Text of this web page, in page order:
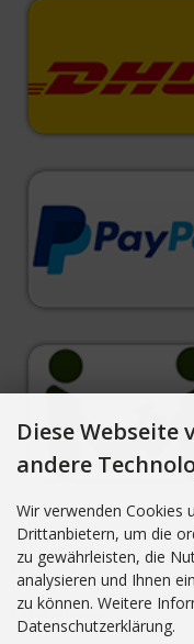
NEWSLETTER-
E-Mail-Adresse:
Diese Webseite
andere
Wir verwenden Cookies
Drittanbietern, um die
zu gewährleisten, die
analysieren und Ihnen
zu können. Weitere
Datenschutzerklärung.